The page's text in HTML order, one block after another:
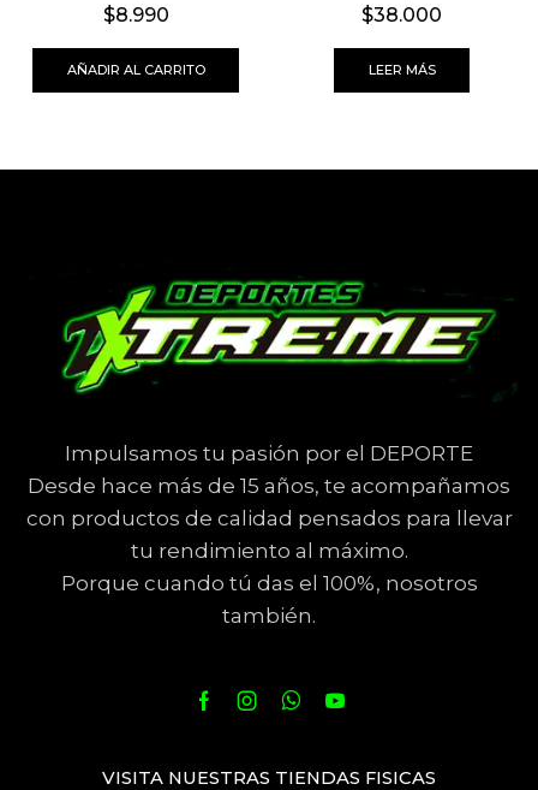
$8.990
AÑADIR AL CARRITO
$38.000
LEER MÁS
Impulsamos tu pasión por el DEPORTE
Desde hace más de 15 años, te acompañamos
con productos de calidad pensados para llevar
tu rendimiento al máximo.
Porque cuando tú das el 100%, nosotros
también.
VISITA NUESTRAS TIENDAS FISICAS